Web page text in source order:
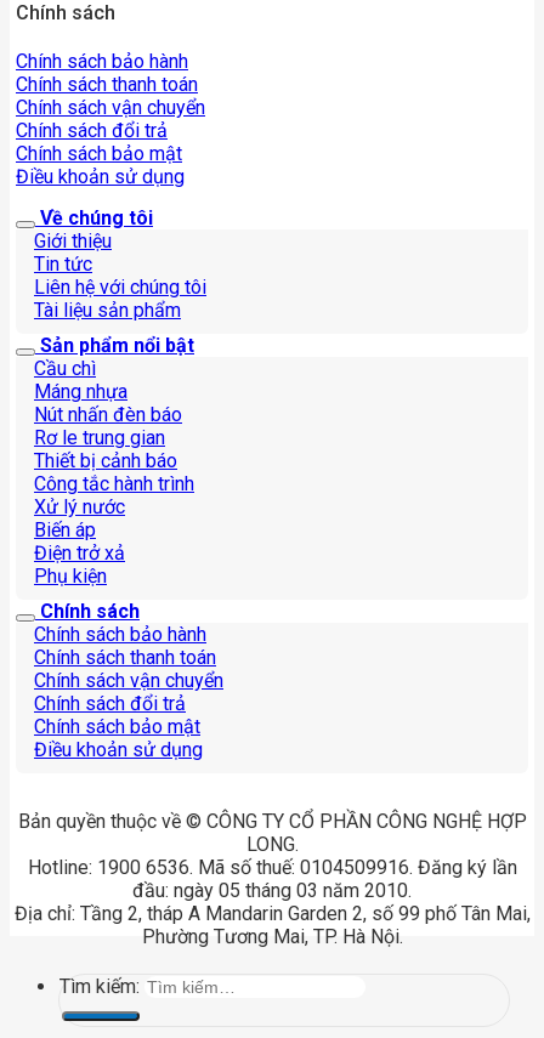
Chính sách
Chính sách bảo hành
Chính sách thanh toán
Chính sách vận chuyển
Chính sách đổi trả
Chính sách bảo mật
Điều khoản sử dụng
Về chúng tôi
Giới thiệu
Tin tức
Liên hệ với chúng tôi
Tài liệu sản phẩm
Sản phẩm nổi bật
Cầu chì
Máng nhựa
Nút nhấn đèn báo
Rơ le trung gian
Thiết bị cảnh báo
Công tắc hành trình
Xử lý nước
Biến áp
Điện trở xả
Phụ kiện
Chính sách
Chính sách bảo hành
Chính sách thanh toán
Chính sách vận chuyển
Chính sách đổi trả
Chính sách bảo mật
Điều khoản sử dụng
Bản quyền thuộc về © CÔNG TY CỔ PHẦN CÔNG NGHỆ HỢP
LONG.
Hotline: 1900 6536. Mã số thuế: 0104509916. Đăng ký lần
đầu: ngày 05 tháng 03 năm 2010.
Địa chỉ: Tầng 2, tháp A Mandarin Garden 2, số 99 phố Tân Mai,
Phường Tương Mai, TP. Hà Nội.
Tìm kiếm: